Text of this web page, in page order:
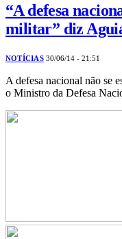
“A defesa
militar” diz
NOTÍCIAS 30/06/14 - 21:51
A defesa nacional não se
o Ministro da Defesa